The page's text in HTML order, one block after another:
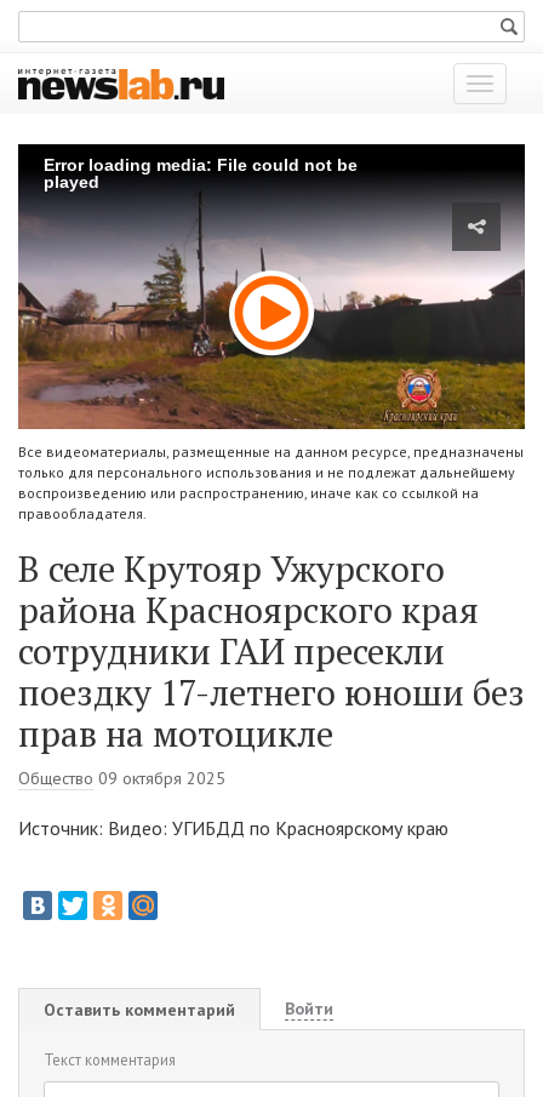
Показать
меню
Error loading media: File could not be
played
Все видеоматериалы, размещенные на данном ресурсе, предназначены
только для персонального использования и не подлежат дальнейшему
воспроизведению или распространению, иначе как со ссылкой на
правообладателя.
В селе Крутояр Ужурского
района Красноярского края
сотрудники ГАИ пресекли
поездку 17-летнего юноши без
прав на мотоцикле
Общество 09 октября 2025
Источник: Видео: УГИБДД по Красноярскому краю
Оставить комментарий Войти
Текст комментария